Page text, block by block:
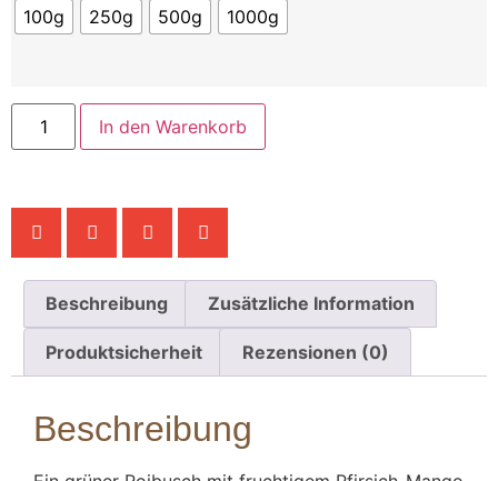
100g 250g 500g 1000g
In den Warenkorb
Beschreibung Zusätzliche Information
Produktsicherheit Rezensionen (0)
Beschreibung